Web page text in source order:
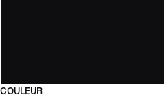
COULEUR